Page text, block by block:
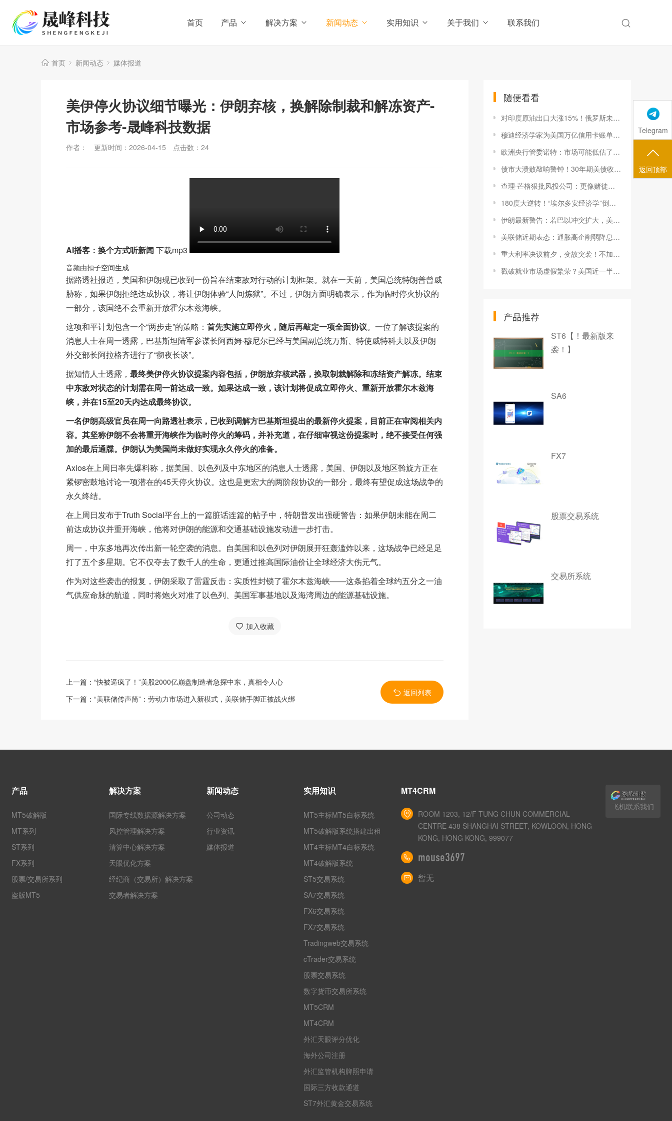
首页 产品 解决方案 新闻动态 实用知识 关于我们 联系我们
首页 新闻动态 媒体报道
美伊停火协议细节曝光：伊朗弃核，换解除制裁和解冻资产-
市场参考-晟峰科技数据
作者： 更新时间：2026-04-15 点击数： 24
AI播客：换个方式听新闻 下载mp3
音频由扣子空间生成
据路透社报道，美国和伊朗现已收到一份旨在结束敌对行动的计划框架。就在一天前，美国总统特朗普曾威
胁称，如果伊朗拒绝达成协议，将让伊朗体验“人间炼狱”。不过，伊朗方面明确表示，作为临时停火协议的
一部分，该国绝不会重新开放霍尔木兹海峡。
这项和平计划包含一个“两步走”的策略： 首先实施立即停火，随后再敲定一项全面协议。一位了解该提案的
消息人士在周一透露，巴基斯坦陆军参谋长阿西姆·穆尼尔已经与美国副总统万斯、特使威特科夫以及伊朗
外交部长阿拉格齐进行了“彻夜长谈”。
据知情人士透露， 最终美伊停火协议提案内容包括，伊朗放弃核武器，换取制裁解除和冻结资产解冻。结束
中东敌对状态的计划需在周一前达成一致。如果达成一致，该计划将促成立即停火、重新开放霍尔木兹海
峡，并在15至20天内达成最终协议。
一名伊朗高级官员在周一向路透社表示，已收到调解方巴基斯坦提出的最新停火提案，目前正在审阅相关内
容。其坚称伊朗不会将重开海峡作为临时停火的筹码，并补充道，在仔细审视这份提案时，绝不接受任何强
加的最后通牒。伊朗认为美国尚未做好实现永久停火的准备。
Axios在上周日率先爆料称，据美国、以色列及中东地区的消息人士透露，美国、伊朗以及地区斡旋方正在
紧锣密鼓地讨论一项潜在的45天停火协议。这也是更宏大的两阶段协议的一部分，最终有望促成这场战争的
永久终结。
在上周日发布于Truth Social平台上的一篇脏话连篇的帖子中，特朗普发出强硬警告：如果伊朗未能在周二
前达成协议并重开海峡，他将对伊朗的能源和交通基础设施发动进一步打击。
周一，中东多地再次传出新一轮空袭的消息。自美国和以色列对伊朗展开狂轰滥炸以来，这场战争已经足足
打了五个多星期。它不仅夺去了数千人的生命，更通过推高国际油价让全球经济大伤元气。
作为对这些袭击的报复，伊朗采取了雷霆反击：实质性封锁了霍尔木兹海峡——这条掐着全球约五分之一油
气供应命脉的航道，同时将炮火对准了以色列、美国军事基地以及海湾周边的能源基础设施。
加入收藏
上一篇： “快被逼疯了！”美股2000亿崩盘制造者急探中东，真相令人心
下一篇： “美联储传声筒”：劳动力市场进入新模式，美联储手脚正被战火绑
返回列表
随便看看
对印度原油出口大涨15%！俄罗斯未来或提供更大折扣？-市场参考-晟峰科技数据
穆迪经济学家为美国万亿信用卡账单背书：消费者并未过度借贷-市场参考-晟峰科技数据
欧洲央行管委诺特：市场可能低估了9月加息的可能性-市场参考-晟峰科技数据
债市大溃败敲响警钟！30年期美债收益率自金融危机来首次触及5%-市场参考-晟峰科技数据
查理·芒格狠批风投公司：更像赌徒而非投资者-市场参考-晟峰科技数据
180度大逆转！“埃尔多安经济学”倒了？-市场参考-晟峰科技数据
伊朗最新警告：若巴以冲突扩大，美国将无法幸免！-市场参考-晟峰科技数据
美联储近期表态：通胀高企削弱降息信心，两人存在加息倾向-市场参考-晟峰数据
重大利率决议前夕，变故突袭！不加息了？-市场参考-晟峰科技数据
戳破就业市场虚假繁荣？美国近一半在线招聘信息都是假的！-市场参考-晟峰数据
产品推荐
ST6【！最新版来
袭！】
SA6
FX7
股票交易系统
交易所系统
产品
MT5破解版
MT系列
ST系列
FX系列
股票/交易所系列
盗版MT5
解决方案
国际专线数据源解决方案
风控管理解决方案
清算中心解决方案
天眼优化方案
经纪商（交易所）解决方案
交易者解决方案
新闻动态
公司动态
行业资讯
媒体报道
实用知识
MT5主标MT5白标系统
MT5破解版系统搭建出租
MT4主标MT4白标系统
MT4破解版系统
ST5交易系统
SA7交易系统
FX6交易系统
FX7交易系统
Tradingweb交易系统
cTrader交易系统
股票交易系统
数字货币交易所系统
MT5CRM
MT4CRM
外汇天眼评分优化
海外公司注册
外汇监管机构牌照申请
国际三方收款通道
ST7外汇黄金交易系统
MT4CRM
ROOM 1203, 12/F TUNG CHUN COMMERCIAL
CENTRE 438 SHANGHAI STREET, KOWLOON, HONG
KONG, HONG KONG, 999077
mouse3697
暂无
飞机联系我们
Telegram
返回顶部